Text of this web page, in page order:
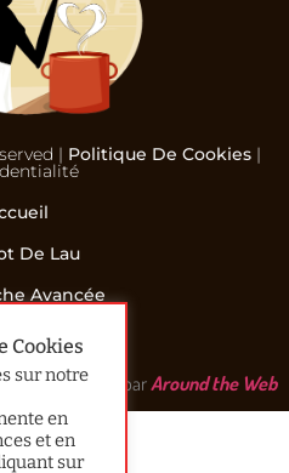
| Politique De Cookies |
De Lau
Avancée
Réalisé parAround the Web
Cookies
sur notre
en
et en
sur